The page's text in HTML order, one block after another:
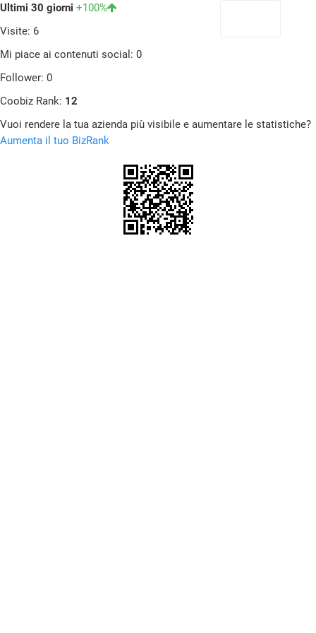
Ultimi 30 giorni +100%
Visite: 6
Mi piace ai contenuti social: 0
Follower: 0
Coobiz Rank: 12
Vuoi rendere la tua azienda più visibile e aumentare le statistiche?
Aumenta il tuo BizRank